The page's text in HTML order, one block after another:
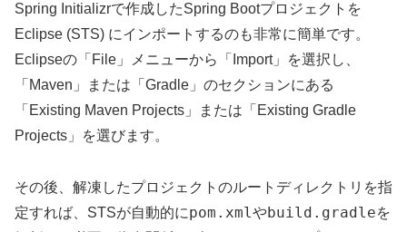
Spring Initializrで作成したSpring Bootプロジェクトを
Eclipse (STS) にインポートするのも非常に簡単です。
Eclipseの「File」メニューから「Import」を選択し、
「Maven」または「Gradle」のセクションにある
「Existing Maven Projects」または「Existing Gradle
Projects」を選びます。
その後、解凍したプロジェクトのルートディレクトリを指
定すれば、STSが自動的にpom.xmlやbuild.gradleを